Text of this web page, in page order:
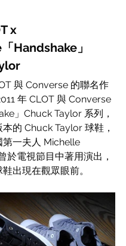
x
Handshake」
與 Converse 的聯名作
年 CLOT 與 Converse
」Chuck Taylor 系列，
的 Chuck Taylor 球鞋，
第一夫人 Michelle
於電視節目中著用演出，
出現在觀眾眼前。